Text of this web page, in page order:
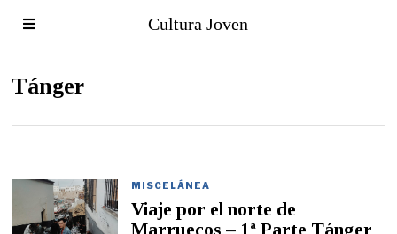
Cultura Joven
Tánger
MISCELÁNEA
Viaje por el norte de